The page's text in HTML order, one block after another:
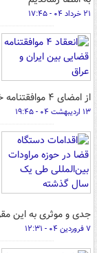
۲۱ خرداد ۰۴ - ۱۷:۴۵
از امضای ۴ موافقتنامه خبر داد.
۱۳ اردیبهشت ۰۴ - ۱۹:۴۵
جدی و موثری به این
۷ فروردین ۰۴ - ۱۲:۳۱